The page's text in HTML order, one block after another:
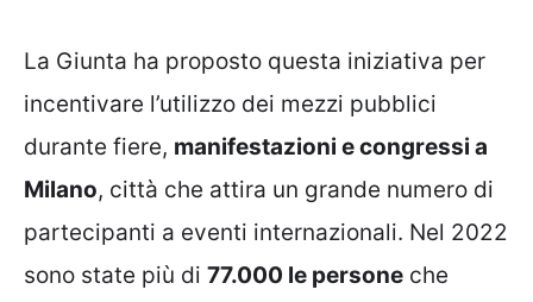
La Giunta ha proposto questa iniziativa per
incentivare l’utilizzo dei mezzi pubblici
durante fiere, manifestazioni e congressi a
Milano, città che attira un grande numero di
partecipanti a eventi internazionali. Nel 2022
sono state più di 77.000 le persone che